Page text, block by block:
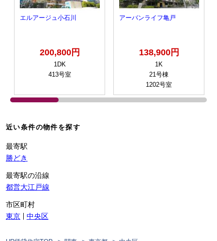
エルアージュ小石川
200,800円
1DK
413号室
アーバンライフ亀戸
138,900円
1K
21号棟
1202号室
近い条件の物件を探す
最寄駅
勝どき
最寄駅の沿線
都営大江戸線
市区町村
東京
中央区